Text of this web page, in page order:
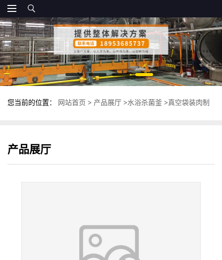
您当前的位置： 网站首页 > 产品展厅 >水浴杀菌釜 >真空袋装肉制
产品展厅